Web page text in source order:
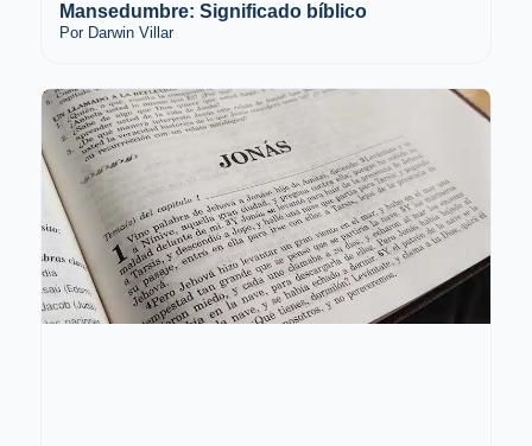
Mansedumbre: Significado bíblico
Por Darwin Villar